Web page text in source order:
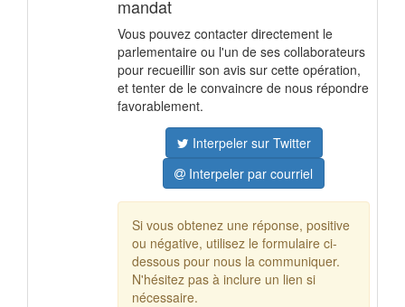
mandat
Vous pouvez contacter directement le
parlementaire ou l'un de ses collaborateurs
pour recueillir son avis sur cette opération,
et tenter de le convaincre de nous répondre
favorablement.
Interpeler sur Twitter
Interpeler par courriel
Si vous obtenez une réponse, positive
ou négative, utilisez le formulaire ci-
dessous pour nous la communiquer.
N'hésitez pas à inclure un lien si
nécessaire.